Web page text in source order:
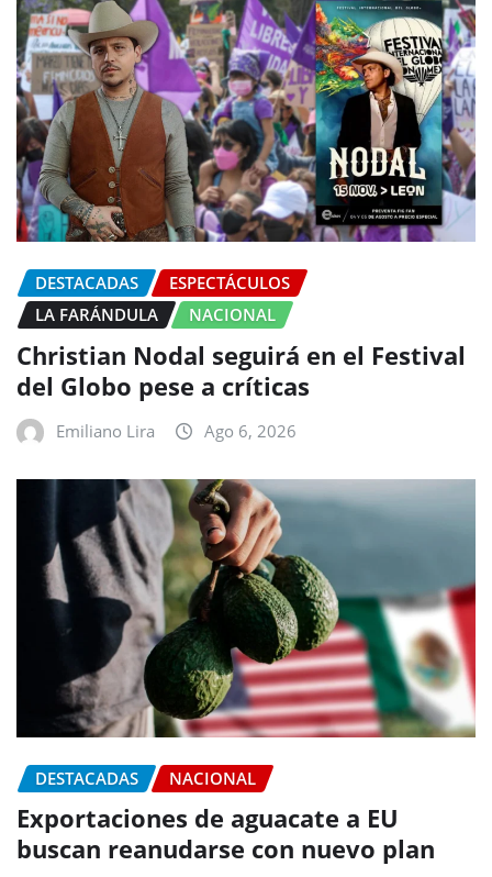
DESTACADAS
ESPECTÁCULOS
LA FARÁNDULA
NACIONAL
Christian Nodal seguirá en el Festival
del Globo pese a críticas
Emiliano Lira Ago 6, 2026
DESTACADAS NACIONAL
Exportaciones de aguacate a EU
buscan reanudarse con nuevo plan